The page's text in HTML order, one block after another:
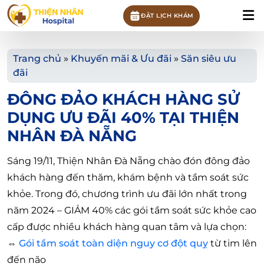
ĐẶT LỊCH KHÁM
Trang chủ » Khuyến mãi & Ưu đãi » Săn siêu ưu
đãi
ĐÔNG ĐẢO KHÁCH HÀNG SỬ
DỤNG ƯU ĐÃI 40% TẠI THIỆN
NHÂN ĐÀ NẴNG
Sáng 19/11, Thiện Nhân Đà Nẵng chào đón đông đảo
khách hàng đến thăm, khám bệnh và tầm soát sức
khỏe. Trong đó, chương trình ưu đãi lớn nhất trong
năm 2024 – GIẢM 40% các gói tầm soát sức khỏe cao
cấp được nhiều khách hàng quan tâm và lựa chọn:
⇔ Gói tầm soát toàn diện nguy cơ đột quỵ từ tim lên
đến não